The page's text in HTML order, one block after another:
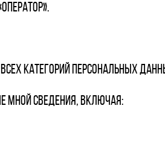
всех категорий персональных
мной сведения, включая: